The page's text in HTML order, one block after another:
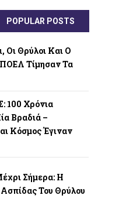
POPULAR POSTS
Οι Θρύλοι Και Ο
Τίμησαν Τα
100 Χρόνια
Βραδιά –
Κόσμος Έγιναν
Σήμερα: Η
Του Θρύλου